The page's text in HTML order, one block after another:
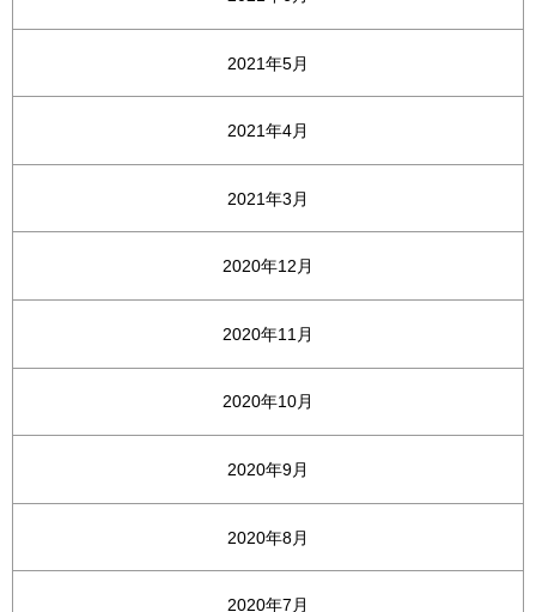
2021年5月
2021年4月
2021年3月
2020年12月
2020年11月
2020年10月
2020年9月
2020年8月
2020年7月